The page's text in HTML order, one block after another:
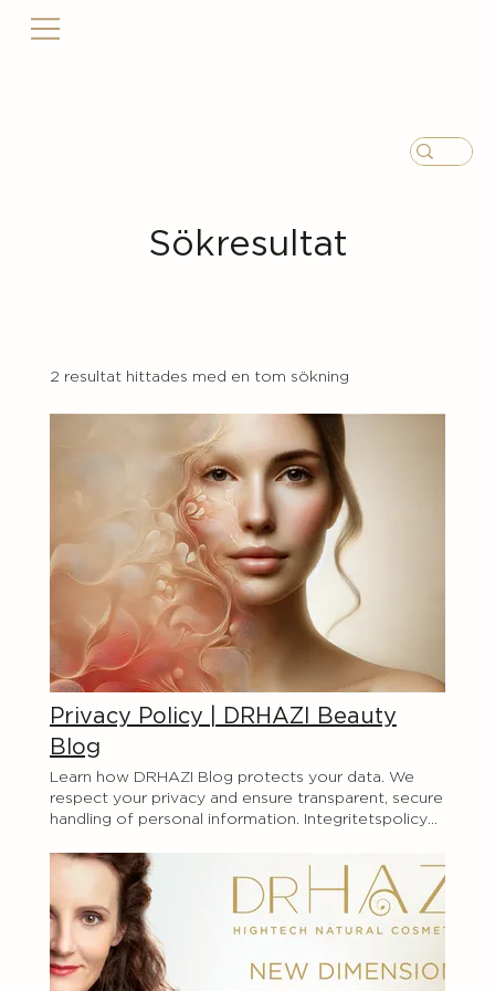
2 resultat hittades med en tom sökning
Privacy Policy | DRHAZI Beauty
Blog
Learn how DRHAZI Blog protects your data. We
respect your privacy and ensure transparent, secure
handling of personal information. Integritetspolicy
informationen på den här sidan är endast allmänna
och övergripande förklaringar och information om
hur du skriver ditt eget dokument med en
integritetspolicy. Du bör inte förlita dig på den här
artikeln som juridisk rådgivning eller
rekommendationer om vad du faktiskt bör göra,
Sökresultat